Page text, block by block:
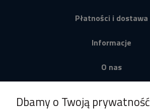
Płatności i dostawa
Informacje
O nas
Dbamy o Twoją prywatność